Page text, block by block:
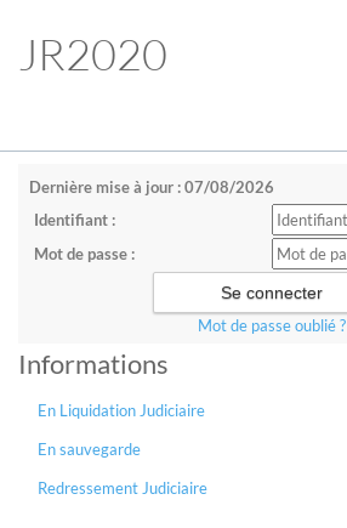
JR2020
Dernière mise à jour : 07/08/2026
Identifiant :
Mot de passe :
Mot de passe oublié ?
Informations
En Liquidation Judiciaire
En sauvegarde
Redressement Judiciaire